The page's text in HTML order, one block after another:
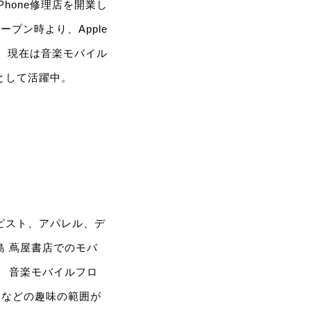
修理店を開業し
プン時より、Apple
現在は音楽モバイル
て活躍中。
スト、アパレル、デ
蔦屋書店でのモバ
音楽モバイルフロ
どの趣味の範囲が